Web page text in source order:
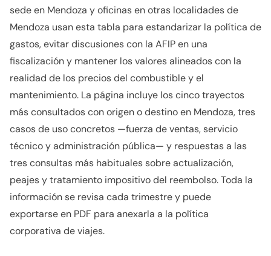
sede en Mendoza y oficinas en otras localidades de
Mendoza usan esta tabla para estandarizar la política de
gastos, evitar discusiones con la AFIP en una
fiscalización y mantener los valores alineados con la
realidad de los precios del combustible y el
mantenimiento. La página incluye los cinco trayectos
más consultados con origen o destino en Mendoza, tres
casos de uso concretos —fuerza de ventas, servicio
técnico y administración pública— y respuestas a las
tres consultas más habituales sobre actualización,
peajes y tratamiento impositivo del reembolso. Toda la
información se revisa cada trimestre y puede
exportarse en PDF para anexarla a la política
corporativa de viajes.